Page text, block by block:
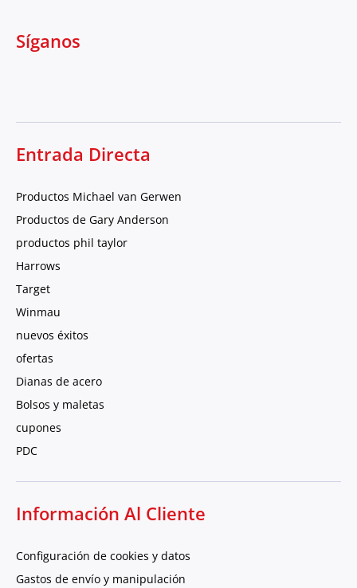
Síganos
Entrada Directa
Productos Michael van Gerwen
Productos de Gary Anderson
productos phil taylor
Harrows
Target
Winmau
nuevos éxitos
ofertas
Dianas de acero
Bolsos y maletas
cupones
PDC
Información Al Cliente
Configuración de cookies y datos
Gastos de envío y manipulación